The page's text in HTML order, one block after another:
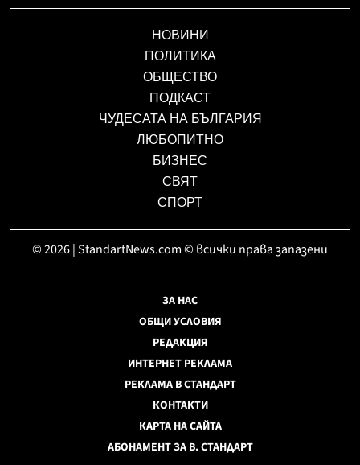
НОВИНИ
ПОЛИТИКА
ОБЩЕСТВО
ПОДКАСТ
ЧУДЕСАТА НА БЪЛГАРИЯ
ЛЮБОПИТНО
БИЗНЕС
СВЯТ
СПОРТ
© 2026 | StandartNews.com © всички права запазени
ЗА НАС
ОБЩИ УСЛОВИЯ
РЕДАКЦИЯ
ИНТЕРНЕТ РЕКЛАМА
РЕКЛАМА В СТАНДАРТ
КОНТАКТИ
КАРТА НА САЙТА
АБОНАМЕНТ ЗА В. СТАНДАРТ